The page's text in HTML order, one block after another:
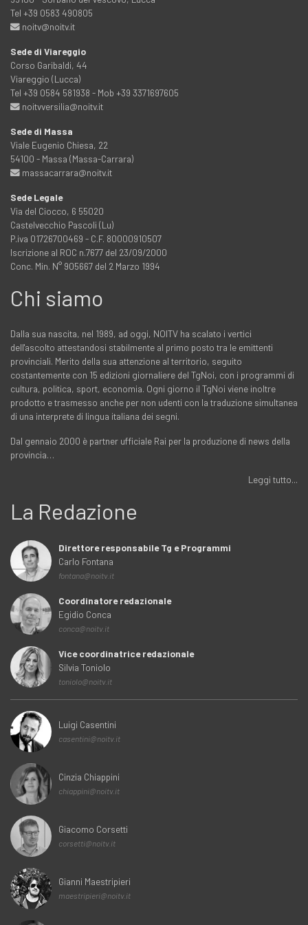
Tel +39 0583 490805
noitv@noitv.it
Sede di Viareggio
Corso Garibaldi, 44
Viareggio (Lucca)
Tel +39 0584 581938 - Mob +39 3371697605
noitvversilia@noitv.it
Sede di Massa
Viale Eugenio Chiesa, 22
54100 - Massa (Massa-Carrara)
massacarrara@noitv.it
Sede Legale
Via del Ciocco, 6 55020
Castelvecchio Pascoli (Lu)
P.iva 01726700469 - C.F. 80000910507
Iscrizione al ROC n.7677 del 23/09/2000
Conc. Min. N° 905667 del 2 Marzo 1994
Chi siamo
Dalla sua nascita, nel 1989, ad oggi, NOITV ha scalato i vertici
dell'ascolto attestandosi stabilmente al primo posto tra le emittenti
provinciali. Merito della sua attenzione al territorio, seguito
costantemente con 15 edizioni giornaliere del TgNoi, con i programmi di
cultura, politica, sport, economia. Ogni giorno il TgNoi viene inoltre
prodotto e trasmesso anche per non udenti con la traduzione simultanea
di una interprete di lingua italiana dei segni.
Dal gennaio 2000 è partner ufficiale Rai per la produzione di news della
provincia…
Leggi tutto...
La Redazione
Direttore responsabile Tg e Programmi
Carlo Fontana
fontana@noitv.it
Coordinatore redazionale
Egidio Conca
conca@noitv.it
Vice coordinatrice redazionale
Silvia Toniolo
toniolo@noitv.it
Luigi Casentini
casentini@noitv.it
Cinzia Chiappini
chiappini@noitv.it
Giacomo Corsetti
corsetti@noitv.it
Gianni Maestripieri
maestripieri@noitv.it